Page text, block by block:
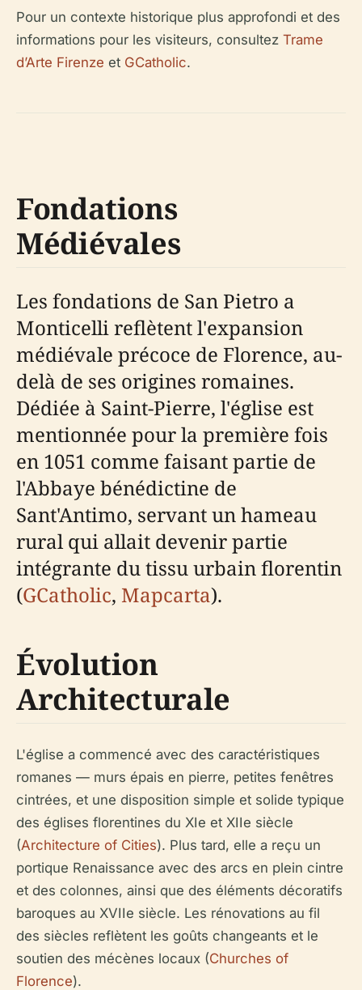
Pour un contexte historique plus approfondi et des
informations pour les visiteurs, consultez Trame
d’Arte Firenze et GCatholic.
Fondations
Médiévales
Les fondations de San Pietro a
Monticelli reflètent l'expansion
médiévale précoce de Florence, au-
delà de ses origines romaines.
Dédiée à Saint-Pierre, l'église est
mentionnée pour la première fois
en 1051 comme faisant partie de
l'Abbaye bénédictine de
Sant'Antimo, servant un hameau
rural qui allait devenir partie
intégrante du tissu urbain florentin
(GCatholic, Mapcarta).
Évolution
Architecturale
L'église a commencé avec des caractéristiques
romanes — murs épais en pierre, petites fenêtres
cintrées, et une disposition simple et solide typique
des églises florentines du XIe et XIIe siècle
(Architecture of Cities). Plus tard, elle a reçu un
portique Renaissance avec des arcs en plein cintre
et des colonnes, ainsi que des éléments décoratifs
baroques au XVIIe siècle. Les rénovations au fil
des siècles reflètent les goûts changeants et le
soutien des mécènes locaux (Churches of
Florence).